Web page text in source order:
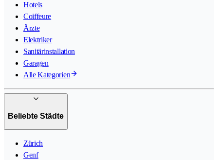
Hotels
Coiffeure
Ärzte
Elektriker
Sanitärinstallation
Garagen
Alle Kategorien
Beliebte Städte
Zürich
Genf